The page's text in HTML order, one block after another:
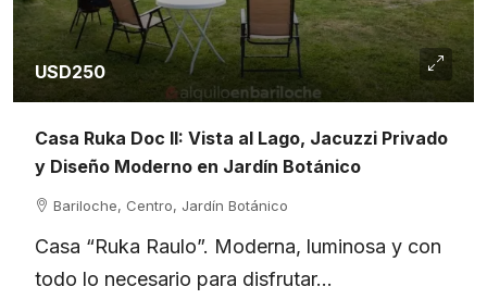
USD250
Casa Ruka Doc II: Vista al Lago, Jacuzzi Privado
y Diseño Moderno en Jardín Botánico
Bariloche, Centro, Jardín Botánico
Casa “Ruka Raulo”. Moderna, luminosa y con
todo lo necesario para disfrutar...